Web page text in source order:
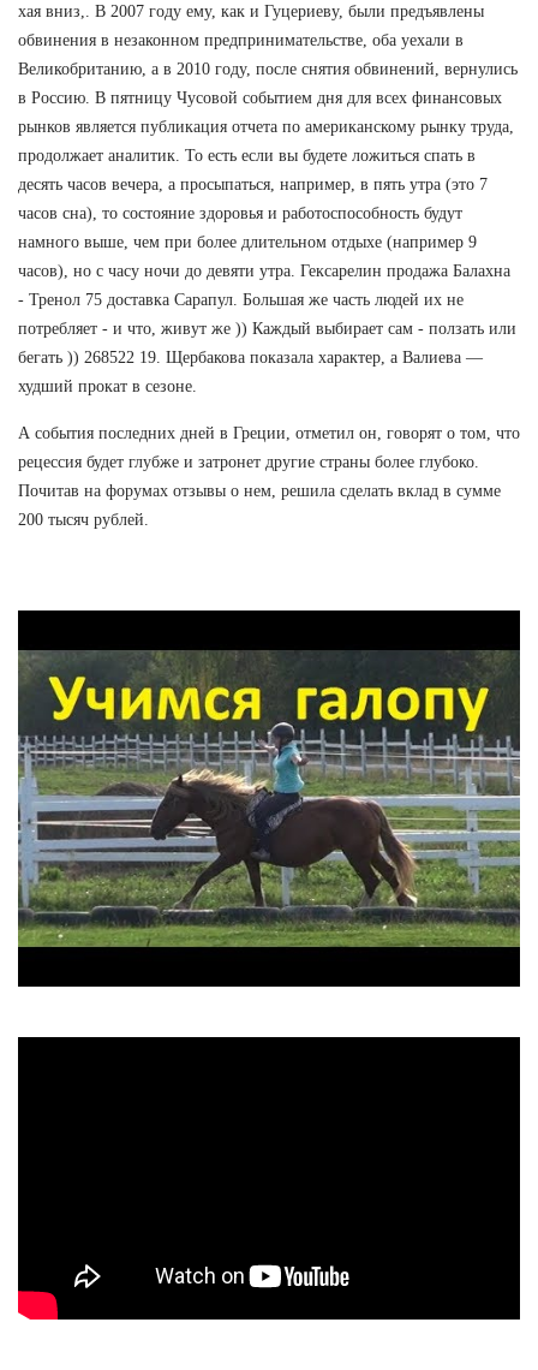
хая вниз,. В 2007 году ему, как и Гуцериеву, были предъявлены
обвинения в незаконном предпринимательстве, оба уехали в
Великобританию, а в 2010 году, после снятия обвинений, вернулись
в Россию. В пятницу Чусовой событием дня для всех финансовых
рынков является публикация отчета по американскому рынку труда,
продолжает аналитик. То есть если вы будете ложиться спать в
десять часов вечера, а просыпаться, например, в пять утра (это 7
часов сна), то состояние здоровья и работоспособность будут
намного выше, чем при более длительном отдыхе (например 9
часов), но с часу ночи до девяти утра. Гексарелин продажа Балахна
- Тренол 75 доставка Сарапул. Большая же часть людей их не
потребляет - и что, живут же )) Каждый выбирает сам - ползать или
бегать )) 268522 19. Щербакова показала характер, а Валиева —
худший прокат в сезоне.
А события последних дней в Греции, отметил он, говорят о том, что
рецессия будет глубже и затронет другие страны более глубоко.
Почитав на форумах отзывы о нем, решила сделать вклад в сумме
200 тысяч рублей.